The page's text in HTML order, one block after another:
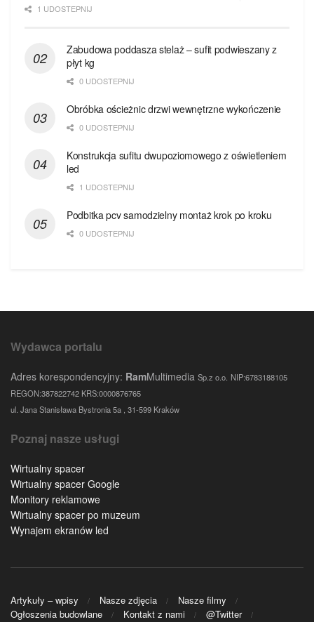
1 UDOSTEPNIJ
Zabudowa poddasza stelaż – sufit podwieszany z
płyt kg
0 UDOSTEPNIJ
Obróbka ościeżnic drzwi wewnętrzne wykończenie
0 UDOSTEPNIJ
Konstrukcja sufitu dwupoziomowego z oświetleniem
led
1 UDOSTEPNIJ
Podbitka pcv samodzielny montaż krok po kroku
0 UDOSTEPNIJ
Wydawca portalu
Adres korespondencyjny: RamMultimedia Sp.z o.o. NIP:6783188105
REGON:387822742 KRS:0000876765
ul. Jana Stanisława Bystronia 5a , 31-599 Kraków
Poznaj nasze usługi
Wirtualny spacer
Wirtualny spacer Google
Monitory reklamowe
Wirtualny spacer po muzeum
Wynajem ekranów led
Artykuły – wpisy Nasze zdjęcia
Nasze filmy
Ogłoszenia budowlane
Kontakt z nami
@Twitter